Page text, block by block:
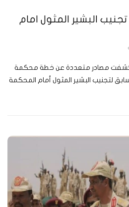
البشير المثول امام
عاين 10سبتمبر 2019م كشفت مصادر متعددة عن خطة محكمة
لتجنيب البشير المثول أمام المحكمة